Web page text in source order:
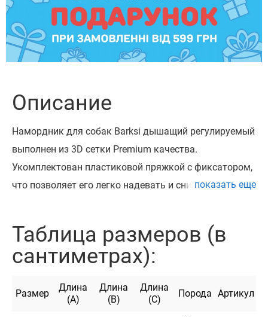
Описание
Намордник для собак Barksi дышащий регулируемый
выполнен из 3D сетки Premium качества.
Укомплектован пластиковой пряжкой с фиксатором,
что позволяет его легко надевать и снимать.
темперамент. Можно использовать для приучения
собак к наморднику. Идеален при перевозке собак и
размерах.
показать еще
Таблица размеров (в
сантиметрах):
Размер
Длина
(A)
Длина
(B)
Длина
(C)
Порода Артикул